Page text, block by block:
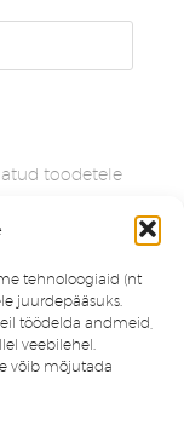
tehnoloogiaid (nt
juurdepääsuks.
töödelda andmeid,
veebilehel.
võib mõjutada
toodetele